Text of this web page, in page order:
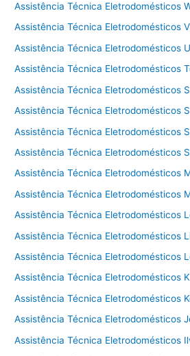
Assistência Técnica Eletrodomésticos
Assistência Técnica Eletrodomésticos
Assistência Técnica Eletrodomésticos
Assistência Técnica Eletrodomésticos
Assistência Técnica Eletrodomésticos
Assistência Técnica Eletrodomésticos
Assistência Técnica Eletrodomésticos
Assistência Técnica Eletrodomésticos
Assistência Técnica Eletrodomésticos
Assistência Técnica Eletrodomésticos
Assistência Técnica Eletrodomésticos
Assistência Técnica Eletrodomésticos
Assistência Técnica Eletrodomésticos
Assistência Técnica Eletrodomésticos
Assistência Técnica Eletrodomésticos
Assistência Técnica Eletrodomésticos
Assistência Técnica Eletrodomésticos